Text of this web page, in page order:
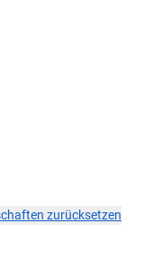
zurücksetzen